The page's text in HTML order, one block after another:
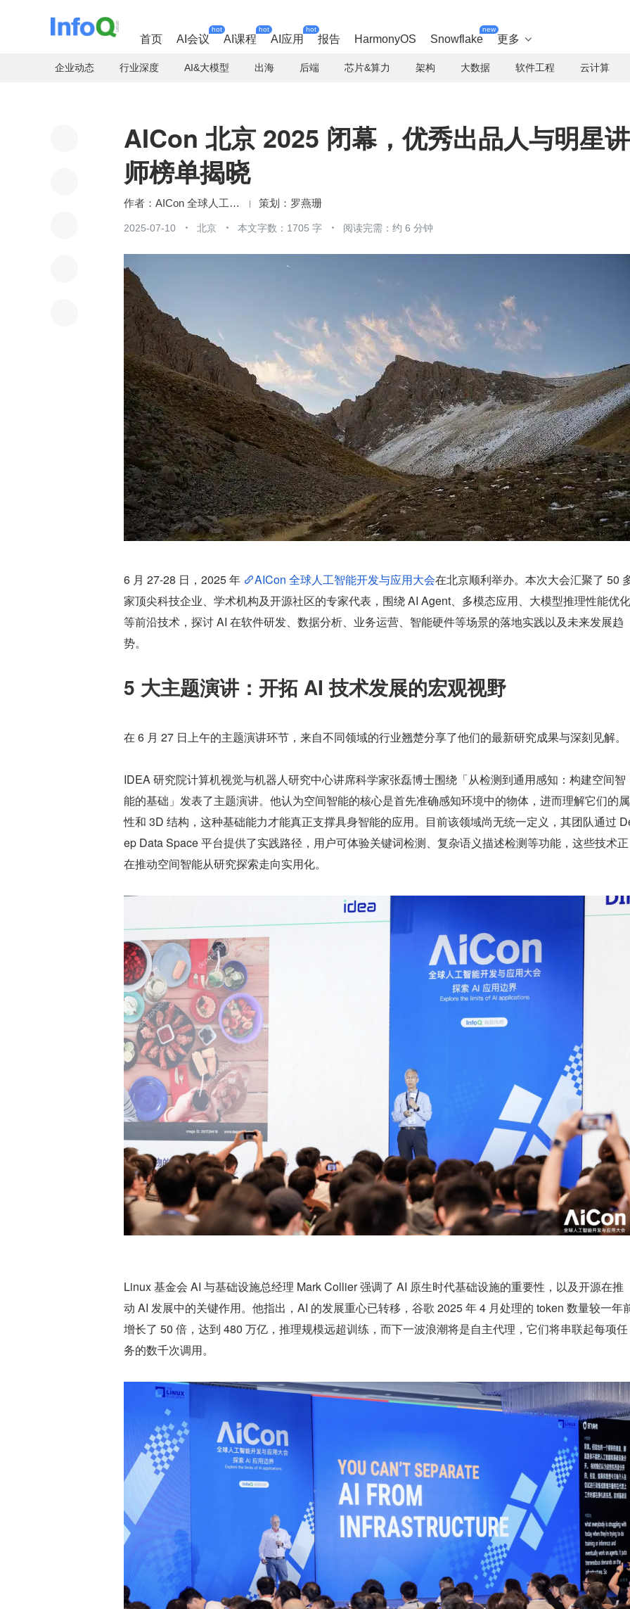
首页 AI会议
hot
AI课程
hot
AI应用
hot
报告 HarmonyOS Snowflake
new
更多 
企业动态 行业深度 AI&大模型 出海 后端 芯片&算力 架构 大数据 软件工程 云计算
AICon 北京 2025 闭幕，优秀出品人与明星讲
师榜单揭晓
AICon 全球人工智能开发与应用大会 罗燕珊
2025-07-10 北京 本文字数：1705 字 阅读完需：约 6 分钟
6 月 27-28 日，2025 年 AICon 全球人工智能开发与应用大会在北京顺利举办。本次大会汇聚了 50
家顶尖科技企业、学术机构及开源社区的专家代表，围绕 AI Agent、多模态应用、大模型推理性能优化
等前沿技术，探讨 AI 在软件研发、数据分析、业务运营、智能硬件等场景的落地实践以及未来发展趋
势。
5 大主题演讲：开拓 AI 技术发展的宏观视野
在 6 月 27 日上午的主题演讲环节，来自不同领域的行业翘楚分享了他们的最新研究成果与深刻见解。
IDEA 研究院计算机视觉与机器人研究中心讲席科学家张磊博士围绕「从检测到通用感知：构建空间智
能的基础」发表了主题演讲。他认为空间智能的核心是首先准确感知环境中的物体，进而理解它们的属
性和 3D 结构，这种基础能力才能真正支撑具身智能的应用。目前该领域尚无统一定义，其团队通过
ep Data Space 平台提供了实践路径，用户可体验关键词检测、复杂语义描述检测等功能，这些技术正
在推动空间智能从研究探索走向实用化。
Linux 基金会 AI 与基础设施总经理 Mark Collier 强调了 AI 原生时代基础设施的重要性，以及开源在推
动 AI 发展中的关键作用。他指出，AI 的发展重心已转移，谷歌 2025 年 4 月处理的 token 数量较一年
增长了 50 倍，达到 480 万亿，推理规模远超训练，而下一波浪潮将是自主代理，它们将串联起每项任
务的数千次调用。